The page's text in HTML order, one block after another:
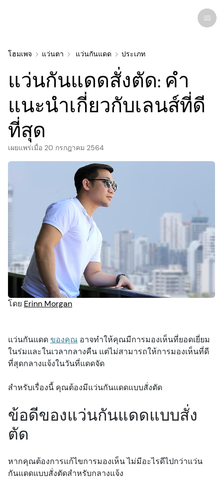
โรคตาทุกชนิด
ที่เกี่ยวข้อง
โรคคอมพิวเตอร์วิชั่นซินโดรม
การติดเชื้อและอาการแพ้
อาการบาดเจ็บที่ดวงตา
อาการ
ผลิตภัณฑ์ดูแลดวงตาเพื่อความงาม
กายวิภาคของดวงตา
จักษุแพทย์
ยาหยอดตา
ตรวจสายตา
สุขภาพการมองเห็น
การตรวจสายตา
ผู้ปกครองและเด็ก
สัตว์เลี้ยงและสัตว์
วิสัยทัศน์และความปลอดภัยบนท้องถนน
ยาและเวชภัณฑ์
การรักษา
การบำบัดการมองเห็น
ศัลยกรรมสายตา
คอนแทคเลนส์
แว่นตา
แว่นกันแดด
ความเชี่ยวชาญ
การทำนุบำรุง
ความสนใจของมนุษย์
อินโฟกราฟิค
ข่าว
จดหมายข่าว
พอดแคสต์
แบบทดสอบ
วิดีโอ
ภาวะและโรค
การดูแลดวงตา
การรักษาและการผ่าตัด
แว่นตา
ทรัพยากร
การวิจัยล่าสุด
โฮมเพจ แว่นตา แว่นกันแดด ประเภท
แว่นกันแดดสั่งตัด: คำ
แนะนำเกี่ยวกับเลนส์ที่ดี
ที่สุด
เผยแพร่เมื่อ 20 กรกฎาคม 2564
โดย Erinn Morgan
แว่นกันแดดของคุณ อาจทำให้คุณมีการมองเห็นที่ยอดเยี่ยม
ในร่มและในเวลากลางคืน แต่ไม่สามารถให้การมองเห็นที่ดี
ที่สุดกลางแจ้งในวันที่แดดจัด
สำหรับเรื่องนี้ คุณต้องมีแว่นกันแดดแบบสั่งตัด
ข้อดีของแว่นกันแดดแบบสั่ง
ตัด
หากคุณต้องการแก้ไขการมองเห็น ไม่มีอะไรดีไปกว่าแว่น
กันแดดแบบสั่งตัดสำหรับกลางแจ้ง